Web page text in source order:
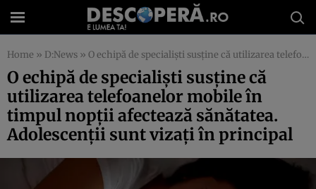
Home » D:News » O echipă de specialişti susţine că utilizarea telefoanelor mobile în timpul nopţii afectează sănătatea. Adolescenţii sunt vizaţi în principal
O echipă de specialişti susţine că
utilizarea telefoanelor mobile în
timpul nopţii afectează sănătatea.
Adolescenţii sunt vizaţi în principal